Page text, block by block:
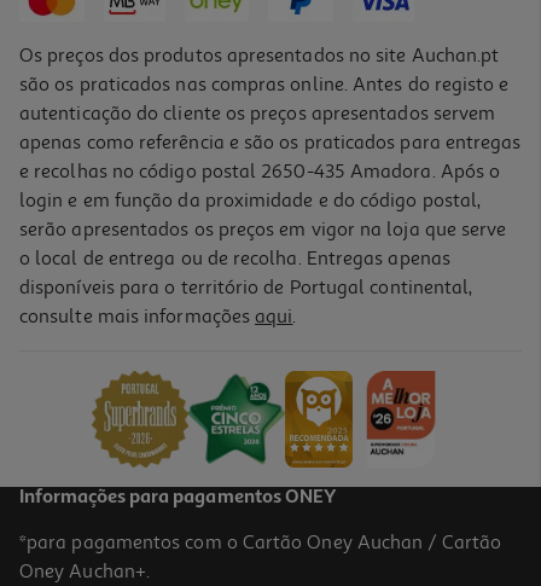
-33%
Caderno Agrafado Liso A4 Auchan 48 Folhas Cores Sortidas
Price reduced from
Os preços dos produtos apresentados no site Auchan.pt
são os praticados nas compras online. Antes do registo e
autenticação do cliente os preços apresentados servem
apenas como referência e são os praticados para entregas
e recolhas no código postal 2650-435 Amadora. Após o
login e em função da proximidade e do código postal,
serão apresentados os preços em vigor na loja que serve
o local de entrega ou de recolha. Entregas apenas
disponíveis para o território de Portugal continental,
consulte mais informações aqui.
Informações para pagamentos ONEY
*para pagamentos com o Cartão Oney Auchan / Cartão
Oney Auchan+.